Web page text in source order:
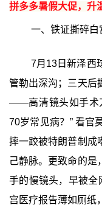
拼多多暑假大促，升
一、铁证撕碎白
7月13日新泽西
管勒出深沟；三天后
——高清镜头如手术
70岁常见病？” 看官
摔一跤被特朗普制成
己静脉。更致命的是
手的慢镜头，早被全
宫医疗报告薄如厕纸